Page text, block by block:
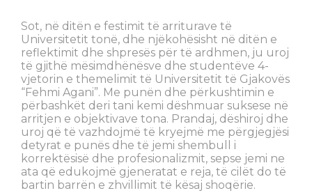
Sot, në ditën e festimit të arriturave të
Universitetit tonë, dhe njëkohësisht në ditën e
reflektimit dhe shpresës për të ardhmen, ju uroj
të gjithë mësimdhënësve dhe studentëve 4-
vjetorin e themelimit të Universitetit të Gjakovës
“Fehmi Agani”. Me punën dhe përkushtimin e
përbashkët deri tani kemi dëshmuar suksese në
arritjen e objektivave tona. Prandaj, dëshiroj dhe
uroj që të vazhdojmë të kryejmë me përgjegjësi
detyrat e punës dhe të jemi shembull i
korrektësisë dhe profesionalizmit, sepse jemi ne
ata që edukojmë gjeneratat e reja, të cilët do të
bartin barrën e zhvillimit të kësaj shoqërie.